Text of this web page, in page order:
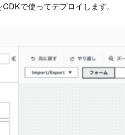
で使ってデプロイします。